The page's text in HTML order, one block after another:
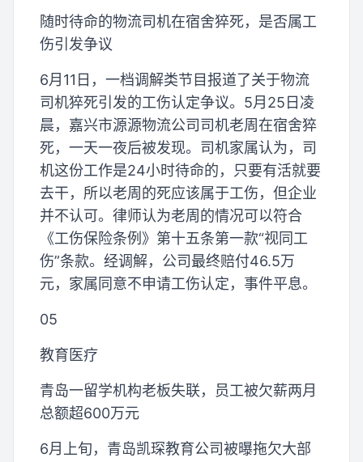
随时待命的物流司机在宿舍猝死，是否属工
伤引发争议
6月11日，一档调解类节目报道了关于物流
司机猝死引发的工伤认定争议。5月25日凌
晨，嘉兴市源源物流公司司机老周在宿舍猝
死，一天一夜后被发现。司机家属认为，司
机这份工作是24小时待命的，只要有活就要
去干，所以老周的死应该属于工伤，但企业
并不认可。律师认为老周的情况可以符合
《工伤保险条例》第十五条第一款“视同工
伤”条款。经调解，公司最终赔付46.5万
元，家属同意不申请工伤认定，事件平息。
05
教育医疗
青岛一留学机构老板失联，员工被欠薪两月
总额超600万元
6月上旬，青岛凯琛教育公司被曝拖欠大部